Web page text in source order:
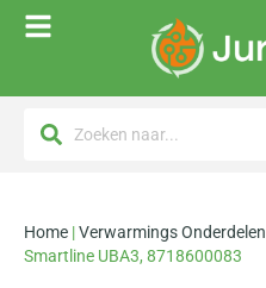
Home |Verwarmings Onderdelen
Smartline UBA3, 8718600083